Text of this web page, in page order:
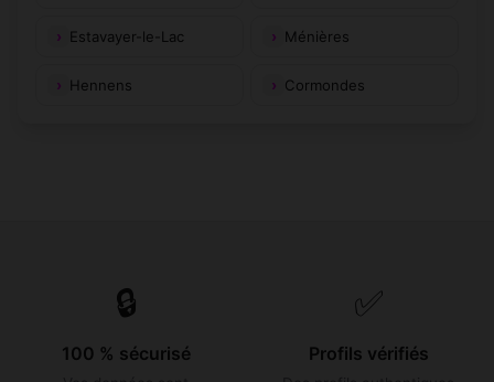
Estavayer-le-Lac Ménières
Hennens Cormondes
🔒
100 % sécurisé
✅
Profils vérifiés